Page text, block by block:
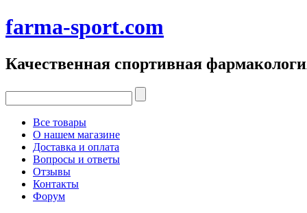
farma-sport.com
Качественная спортивная
Все товары
О нашем магазине
Доставка и оплата
Вопросы и ответы
Отзывы
Контакты
Форум